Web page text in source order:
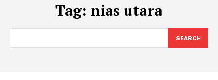
Tag: nias utara
SEARCH